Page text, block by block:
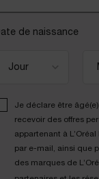
de naissance
Je déclare être
recevoir des offres
appartenant à
par e-mail, ainsi que
des marques de